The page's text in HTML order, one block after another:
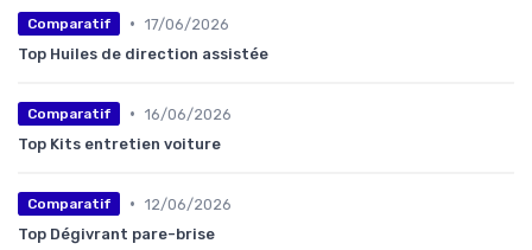
Comparatif • 17/06/2026
Top Huiles de direction assistée
Comparatif • 16/06/2026
Top Kits entretien voiture
Comparatif • 12/06/2026
Top Dégivrant pare-brise